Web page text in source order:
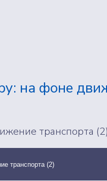
на фоне
транспорта
транспорта (2)